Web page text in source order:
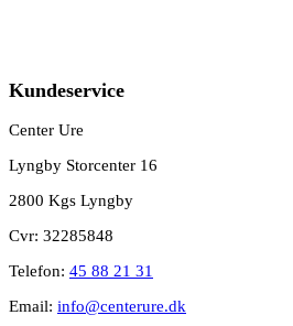
Kundeservice
Center Ure
Lyngby Storcenter 16
2800 Kgs Lyngby
Cvr: 32285848
Telefon: 45 88 21 31
Email: info@centerure.dk